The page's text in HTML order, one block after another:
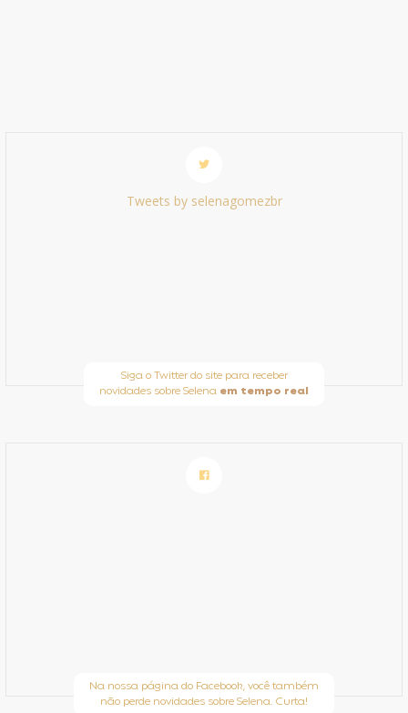
Tweets by selenagomezbr
Siga o Twitter do site para receber
novidades sobre Selena em tempo real
Na nossa página do Facebook, você também
não perde novidades sobre Selena. Curta!